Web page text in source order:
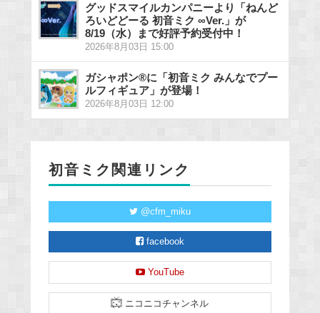
グッドスマイルカンパニーより「ねんど
ろいどどーる 初音ミク ∞Ver.」が
8/19（水）まで好評予約受付中！
2026年8月03日 15:00
ガシャポン®に「初音ミク みんなでプー
ルフィギュア」が登場！
2026年8月03日 12:00
初音ミク関連リンク
@cfm_miku
facebook
YouTube
ニコニコチャンネル